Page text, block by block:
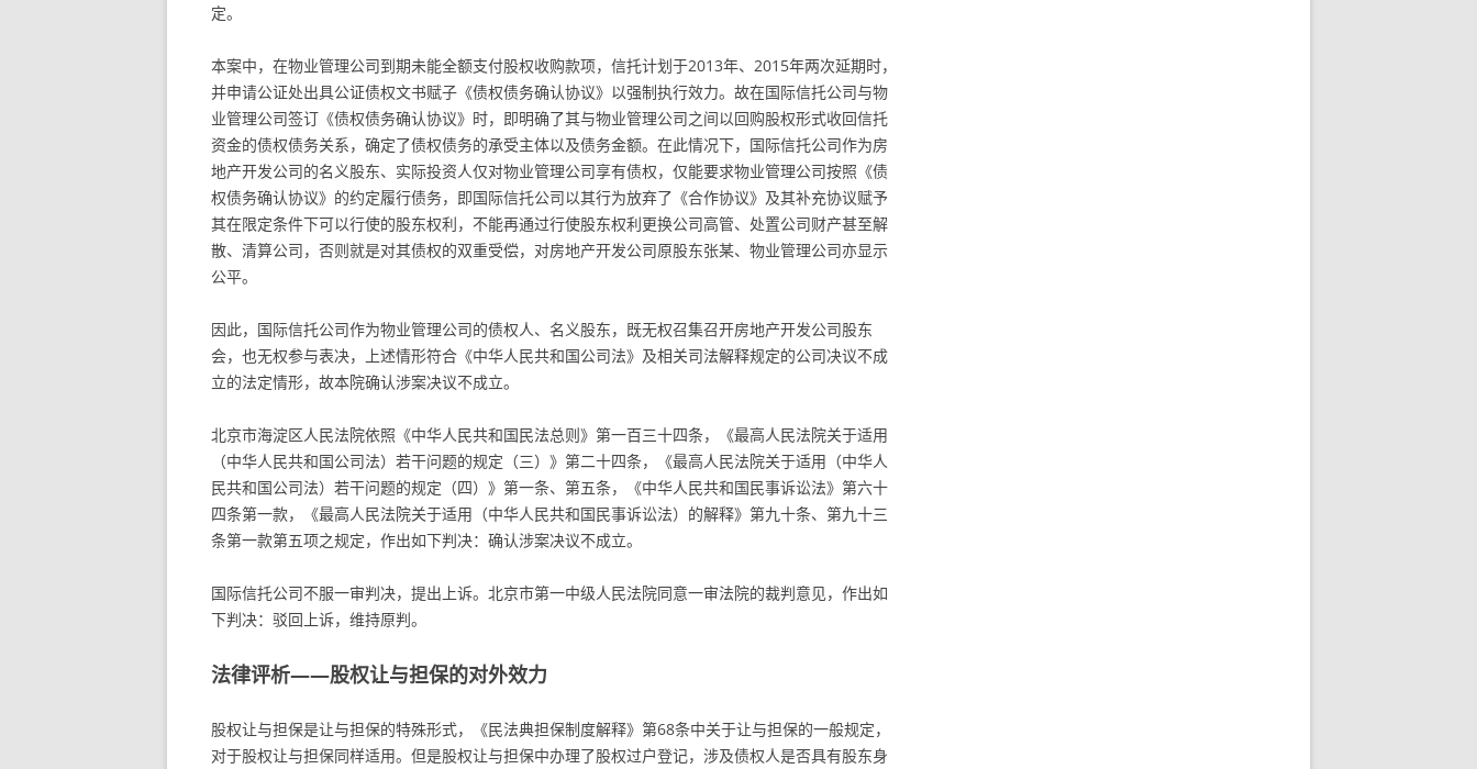
定。
本案中，在物业管理公司到期未能全额支付股权收购款项，信托计划于2013年、2015年两次延期时，
并申请公证处出具公证债权文书赋子《债权债务确认协议》以强制执行效力。故在国际信托公司与物
业管理公司签订《债权债务确认协议》时，即明确了其与物业管理公司之间以回购股权形式收回信托
资金的债权债务关系，确定了债权债务的承受主体以及债务金额。在此情况下，国际信托公司作为房
地产开发公司的名义股东、实际投资人仅对物业管理公司享有债权，仅能要求物业管理公司按照《债
权债务确认协议》的约定履行债务，即国际信托公司以其行为放弃了《合作协议》及其补充协议赋予
其在限定条件下可以行使的股东权利，不能再通过行使股东权利更换公司高管、处置公司财产甚至解
散、清算公司，否则就是对其债权的双重受偿，对房地产开发公司原股东张某、物业管理公司亦显示
公平。
因此，国际信托公司作为物业管理公司的债权人、名义股东，既无权召集召开房地产开发公司股东
会，也无权参与表决，上述情形符合《中华人民共和国公司法》及相关司法解释规定的公司决议不成
立的法定情形，故本院确认涉案决议不成立。
北京市海淀区人民法院依照《中华人民共和国民法总则》第一百三十四条，《最高人民法院关于适用
（中华人民共和国公司法）若干问题的规定（三）》第二十四条，《最高人民法院关于适用（中华人
民共和国公司法）若干问题的规定（四）》第一条、第五条，《中华人民共和国民事诉讼法》第六十
四条第一款，《最高人民法院关于适用（中华人民共和国民事诉讼法）的解释》第九十条、第九十三
条第一款第五项之规定，作出如下判决：确认涉案决议不成立。
国际信托公司不服一审判决，提出上诉。北京市第一中级人民法院同意一审法院的裁判意见，作出如
下判决：驳回上诉，维持原判。
法律评析——股权让与担保的对外效力
股权让与担保是让与担保的特殊形式，《民法典担保制度解释》第68条中关于让与担保的一般规定，
对于股权让与担保同样适用。但是股权让与担保中办理了股权过户登记，涉及债权人是否具有股东身